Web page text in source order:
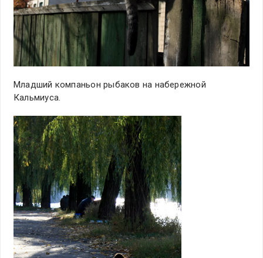
Младший компаньон рыбаков на набережной
Кальмиуса.